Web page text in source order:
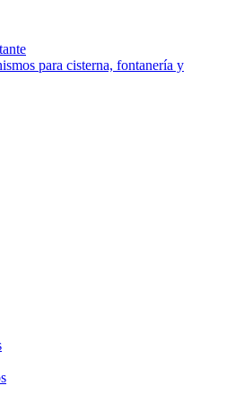
para cisterna, fontanería y